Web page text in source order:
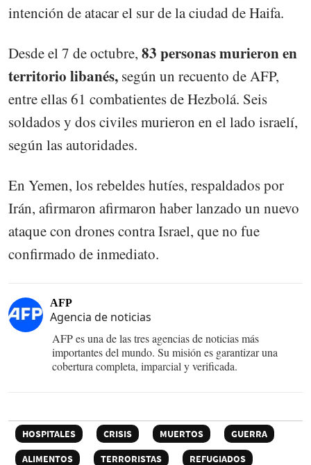
intención de atacar el sur de la ciudad de Haifa.
Desde el 7 de octubre, 83 personas murieron en
territorio libanés, según un recuento de AFP,
entre ellas 61 combatientes de Hezbolá. Seis
soldados y dos civiles murieron en el lado israelí,
según las autoridades.
En Yemen, los rebeldes hutíes, respaldados por
Irán, afirmaron afirmaron haber lanzado un nuevo
ataque con drones contra Israel, que no fue
confirmado de inmediato.
AFP
Agencia de noticias
AFP es una de las tres agencias de noticias más
importantes del mundo. Su misión es garantizar una
cobertura completa, imparcial y verificada.
HOSPITALES CRISIS MUERTOS
GUERRA
ALIMENTOS
TERRORISTAS
REFUGIADOS